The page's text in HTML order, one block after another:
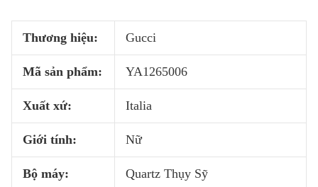
Thương hiệu: Gucci
Mã sản phẩm: YA1265006
Xuất xứ: Italia
Giới tính: Nữ
Bộ máy: Quartz Thụy Sỹ